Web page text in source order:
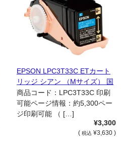
EPSON LPC3T33C ETカート
リッジ シアン （Mサイズ） 国
内リサイクル品
商品コード：LPC3T33C 印刷
可能ページ情報：約5,300ペー
ジ印刷可能 （ […]
¥3,300
( 税込 ¥3,630 )